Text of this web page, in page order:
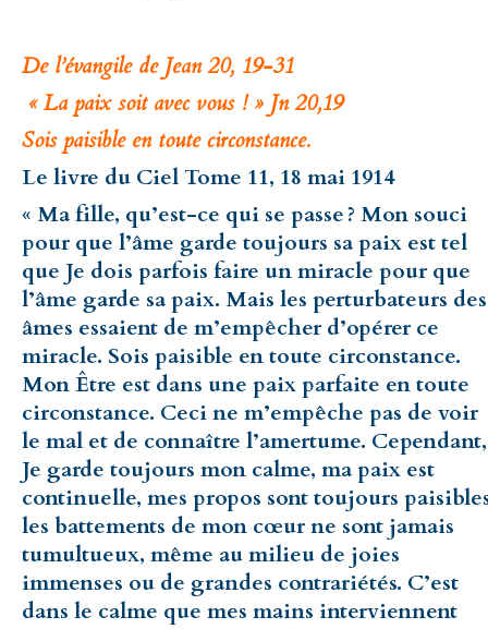
De l’évangile de Jean 20, 19-31
« La paix soit avec vous ! » Jn 20,19
Sois paisible en toute circonstance.
Le livre du Ciel Tome 11, 18 mai 1914
« Ma fille, qu’est-ce qui se passe ? Mon souci
pour que l’âme garde toujours sa paix est tel
que Je dois parfois faire un miracle pour que
l’âme garde sa paix. Mais les perturbateurs des
âmes essaient de m’empêcher d’opérer ce
miracle. Sois paisible en toute circonstance.
Mon Être est dans une paix parfaite en toute
circonstance. Ceci ne m’empêche pas de voir
le mal et de connaître l’amertume. Cependant,
Je garde toujours mon calme, ma paix est
continuelle, mes propos sont toujours
les battements de mon cœur ne sont jamais
tumultueux, même au milieu de joies
immenses ou de grandes contrariétés. C’est
dans le calme que mes mains interviennent